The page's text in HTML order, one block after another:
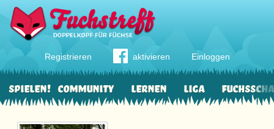
Registrieren aktivieren Einloggen
Community Lernen Liga
Spielen!